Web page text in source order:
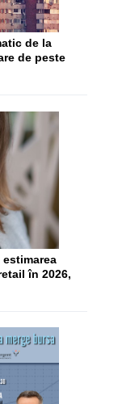
de la
de peste
în 2026,